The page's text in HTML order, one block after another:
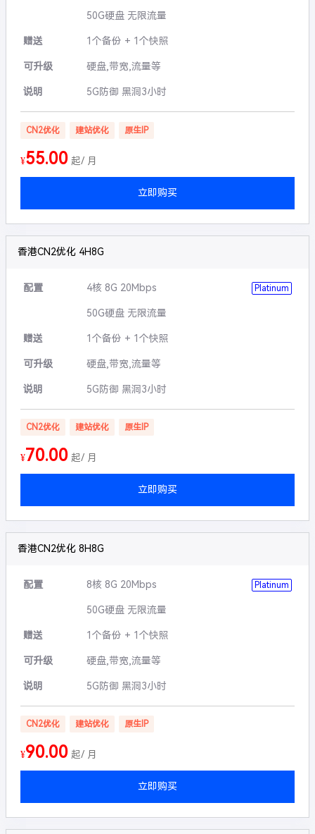
50G硬盘 无限流量
赠送 1个备份 + 1个快照
可升级 硬盘,带宽,流量等
说明 5G防御 黑洞3小时
CN2优化 建站优化 原生IP
¥55.00 起/ 月
立即购买
香港CN2优化 4H8G
配置 4核 8G 20Mbps Platinum
50G硬盘 无限流量
赠送 1个备份 + 1个快照
可升级 硬盘,带宽,流量等
说明 5G防御 黑洞3小时
CN2优化 建站优化 原生IP
¥70.00 起/ 月
立即购买
香港CN2优化 8H8G
配置 8核 8G 20Mbps Platinum
50G硬盘 无限流量
赠送 1个备份 + 1个快照
可升级 硬盘,带宽,流量等
说明 5G防御 黑洞3小时
CN2优化 建站优化 原生IP
¥90.00 起/ 月
立即购买